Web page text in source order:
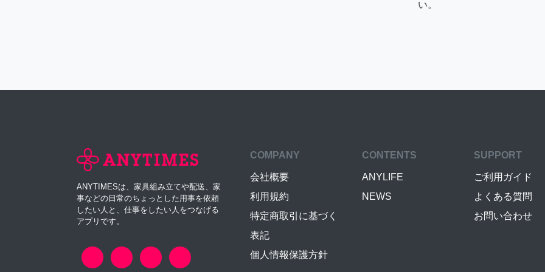
い。
ANYTIMESは、家具組み立てや配送、家
事などの日常のちょっとした用事を依頼
したい人と、仕事をしたい人をつなげる
アプリです。
COMPANY
会社概要
利用規約
特定商取引に基づく
表記
個人情報保護方針
CONTENTS
ANYLIFE
NEWS
SUPPORT
ご利用ガイド
よくある質問
お問い合わせ